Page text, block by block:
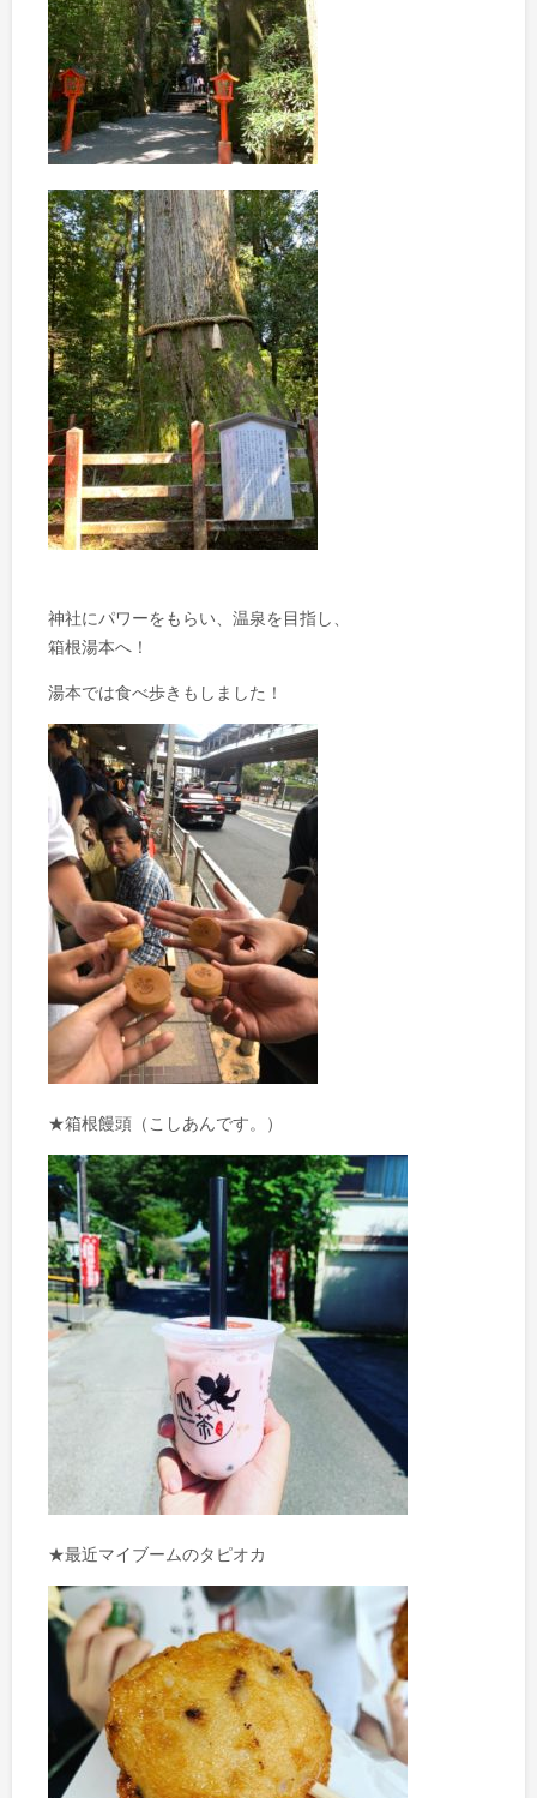
神社にパワーをもらい、温泉を目指し、
箱根湯本へ！
湯本では食べ歩きもしました！
★箱根饅頭（こしあんです。）
★最近マイブームのタピオカ